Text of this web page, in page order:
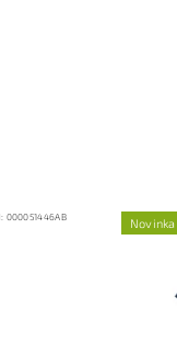
000051446AB Novinka